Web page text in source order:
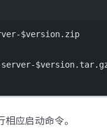
$version.zip
server-$version
应启动命令。